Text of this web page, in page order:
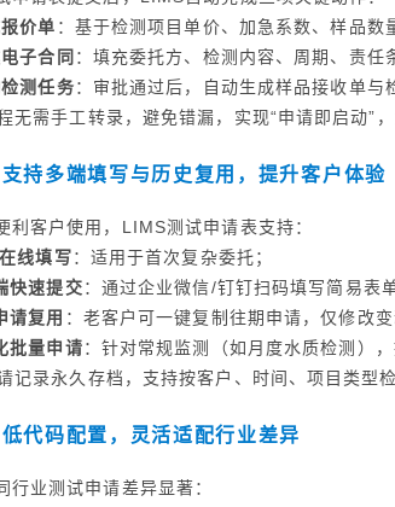
价单 ：基于检测项目单价、加急系数、样品数
子合同 ：填充委托方、检测内容、周期、责任
测任务：审批通过后，自动生成样品接收单与
无需手工转录，避免错漏，实现“申请即启动”
支持多端填写与历史复用，提升客户体验
利客户使用，LIMS测试申请表支持：
线填写：适用于首次复杂委托；
快速提交：通过企业微信/钉钉扫码填写简易表单
请复用 ：老客户可一键复制往期申请，仅修改变
批量申请：针对常规监测（如月度水质检测）
记录永久存档，支持按客户、时间、项目类型
代码配置，灵活适配行业差异
行业测试申请差异显著：